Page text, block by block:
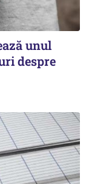
unul
despre